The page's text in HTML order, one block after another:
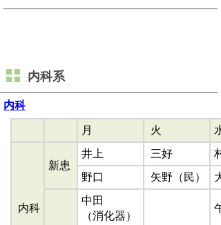
内科系
内科
月 火
内科
新患
井上 三好
野口
矢野（民）
中田
（消化器）